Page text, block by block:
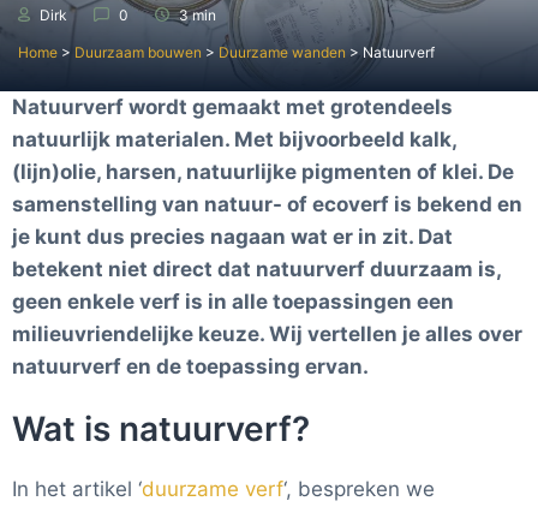
Dirk 0 3 min
Home > Duurzaam bouwen > Duurzame wanden >Natuurverf
Natuurverf wordt gemaakt met grotendeels
natuurlijk materialen. Met bijvoorbeeld kalk,
(lijn)olie, harsen, natuurlijke pigmenten of klei. De
samenstelling van natuur- of ecoverf is bekend en
je kunt dus precies nagaan wat er in zit. Dat
betekent niet direct dat natuurverf duurzaam is,
geen enkele verf is in alle toepassingen een
milieuvriendelijke keuze. Wij vertellen je alles over
natuurverf en de toepassing ervan.
Wat is natuurverf?
In het artikel ‘duurzame verf‘, bespreken we